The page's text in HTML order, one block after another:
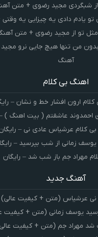
شبگردی مجید رضوی + متن
تو یادم دادی یه چیزایی یه
مثل تو از مجید رضوی + متن
من تنها هیچ جایی نرو
آهنگ
اهنگ بی کلام
کلام ارون افشار خط و نشان –
احمدوند عاشقتم ( بیت اهنگ ) –
بی کلام عرشیاس عادی نی –
زمانی از شب بپرسید –
مهراد جم باز شب شد – رایگان
آهنگ جدید
عرشیاس (متن + کیفیت عالی)
یوسف زمانی (متن + کیفیت
مهراد جم (متن + کیفیت